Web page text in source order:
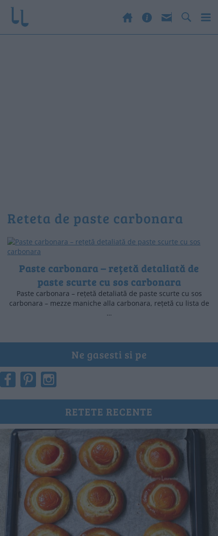
reteta de paste carbonara
Paste carbonara – rețetă detaliată de
paste scurte cu sos carbonara
Paste carbonara – rețetă detaliată de paste scurte cu sos
carbonara – mezze maniche alla carbonara, rețetă cu lista de
…
Ne gasesti si pe
RETETE RECENTE